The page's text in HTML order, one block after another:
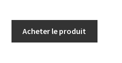
Acheter le produit